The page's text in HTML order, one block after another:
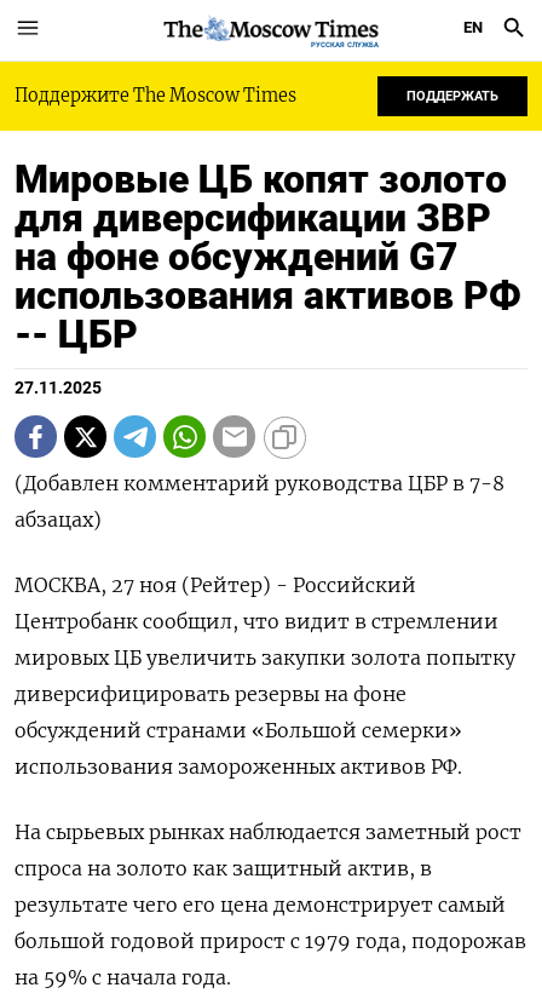
РУССКАЯ СЛУЖБА
EN
Поддержите The Moscow Times ПОДДЕРЖАТЬ
Мировые ЦБ копят золото
для диверсификации ЗВР
на фоне обсуждений G7
использования активов РФ
-- ЦБР
27.11.2025
(Добавлен комментарий руководства ЦБР в 7-8
абзацах)
МОСКВА, 27 ноя (Рейтер) - Российский
Центробанк сообщил, что видит в стремлении
мировых ЦБ увеличить закупки золота попытку
диверсифицировать резервы на фоне
обсуждений странами «Большой семерки»
использования замороженных активов РФ.
На сырьевых рынках наблюдается заметный рост
спроса на золото как защитный актив, в
результате чего его цена демонстрирует самый
большой годовой прирост с 1979 года, подорожав
на 59% с начала года.